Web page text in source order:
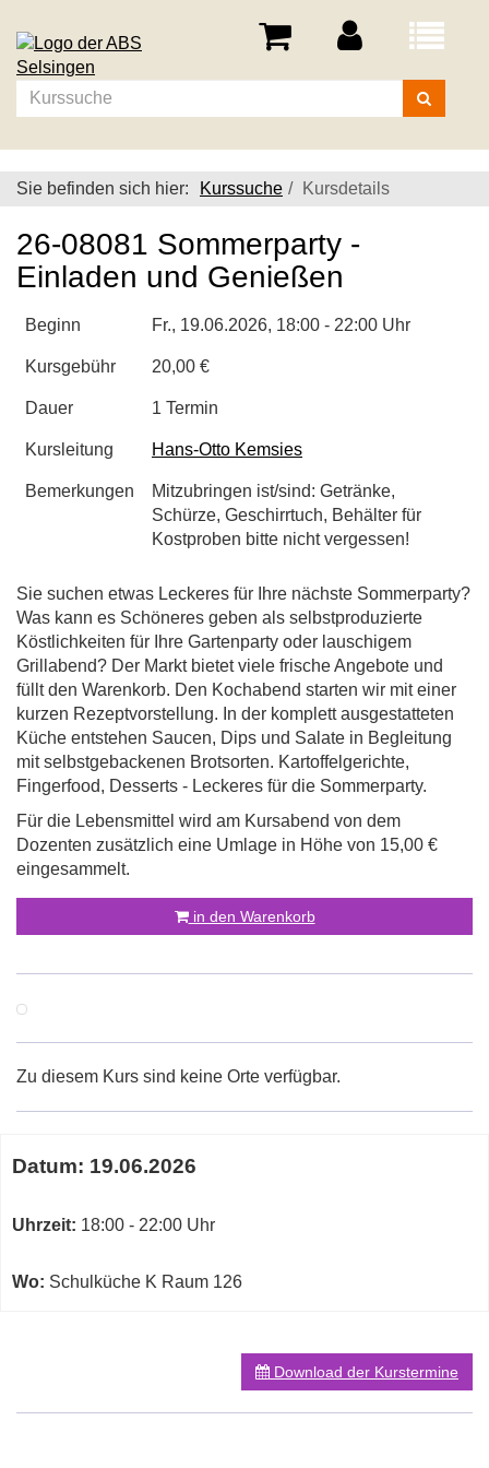
Menü
Kurse
suchen
Sie befinden sich hier: Kurssuche Kursdetails
26-08081 Sommerparty -
Einladen und Genießen
Beginn Fr., 19.06.2026, 18:00 - 22:00 Uhr
Kursgebühr 20,00 €
Dauer 1 Termin
Kursleitung Hans-Otto Kemsies
Bemerkungen
Mitzubringen ist/sind: Getränke,
Schürze, Geschirrtuch, Behälter für
Kostproben bitte nicht vergessen!
Sie suchen etwas Leckeres für Ihre nächste Sommerparty?
Was kann es Schöneres geben als selbstproduzierte
Köstlichkeiten für Ihre Gartenparty oder lauschigem
Grillabend? Der Markt bietet viele frische Angebote und
füllt den Warenkorb. Den Kochabend starten wir mit einer
kurzen Rezeptvorstellung. In der komplett ausgestatteten
Küche entstehen Saucen, Dips und Salate in Begleitung
mit selbstgebackenen Brotsorten. Kartoffelgerichte,
Fingerfood, Desserts - Leckeres für die Sommerparty.
Für die Lebensmittel wird am Kursabend von dem
Dozenten zusätzlich eine Umlage in Höhe von 15,00 €
eingesammelt.
in den Warenkorb
Zu diesem Kurs sind keine Orte verfügbar.
zum
Kurs
Datum: 19.06.2026
Uhrzeit: 18:00 - 22:00 Uhr
Wo: Schulküche K Raum 126
Download der Kurstermine